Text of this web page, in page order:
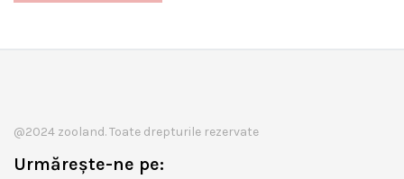
@2024 zooland. Toate drepturile rezervate
Urmărește-ne pe: